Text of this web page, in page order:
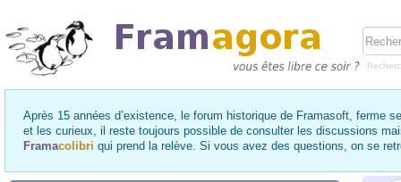
Après 15 années d’existence, le forum historique de Framasoft, ferme
et les curieux, il reste toujours possible de consulter les discussions
Framacolibri qui prend la relève. Si vous avez des questions, on se